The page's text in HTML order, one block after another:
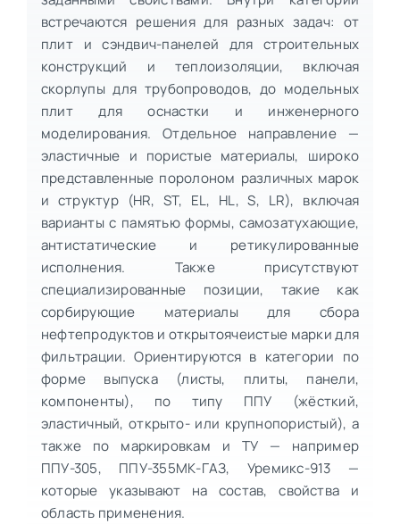
встречаются решения для разных задач: от
плит и сэндвич-панелей для строительных
конструкций и теплоизоляции, включая
скорлупы для трубопроводов, до модельных
плит для оснастки и инженерного
моделирования. Отдельное направление —
эластичные и пористые материалы, широко
представленные поролоном различных марок
и структур (HR, ST, EL, HL, S, LR), включая
варианты с памятью формы, самозатухающие,
антистатические и ретикулированные
исполнения. Также присутствуют
специализированные позиции, такие как
сорбирующие материалы для сбора
нефтепродуктов и открытоячеистые марки для
фильтрации. Ориентируются в категории по
форме выпуска (листы, плиты, панели,
компоненты), по типу ППУ (жёсткий,
эластичный, открыто- или крупнопористый), а
также по маркировкам и ТУ — например
ППУ-305, ППУ-355МК-ГАЗ, Уремикс-913 —
которые указывают на состав, свойства и
область применения.